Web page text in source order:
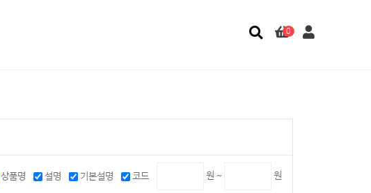
0
상품명 설명 기본설명 코드 원 ~ 원